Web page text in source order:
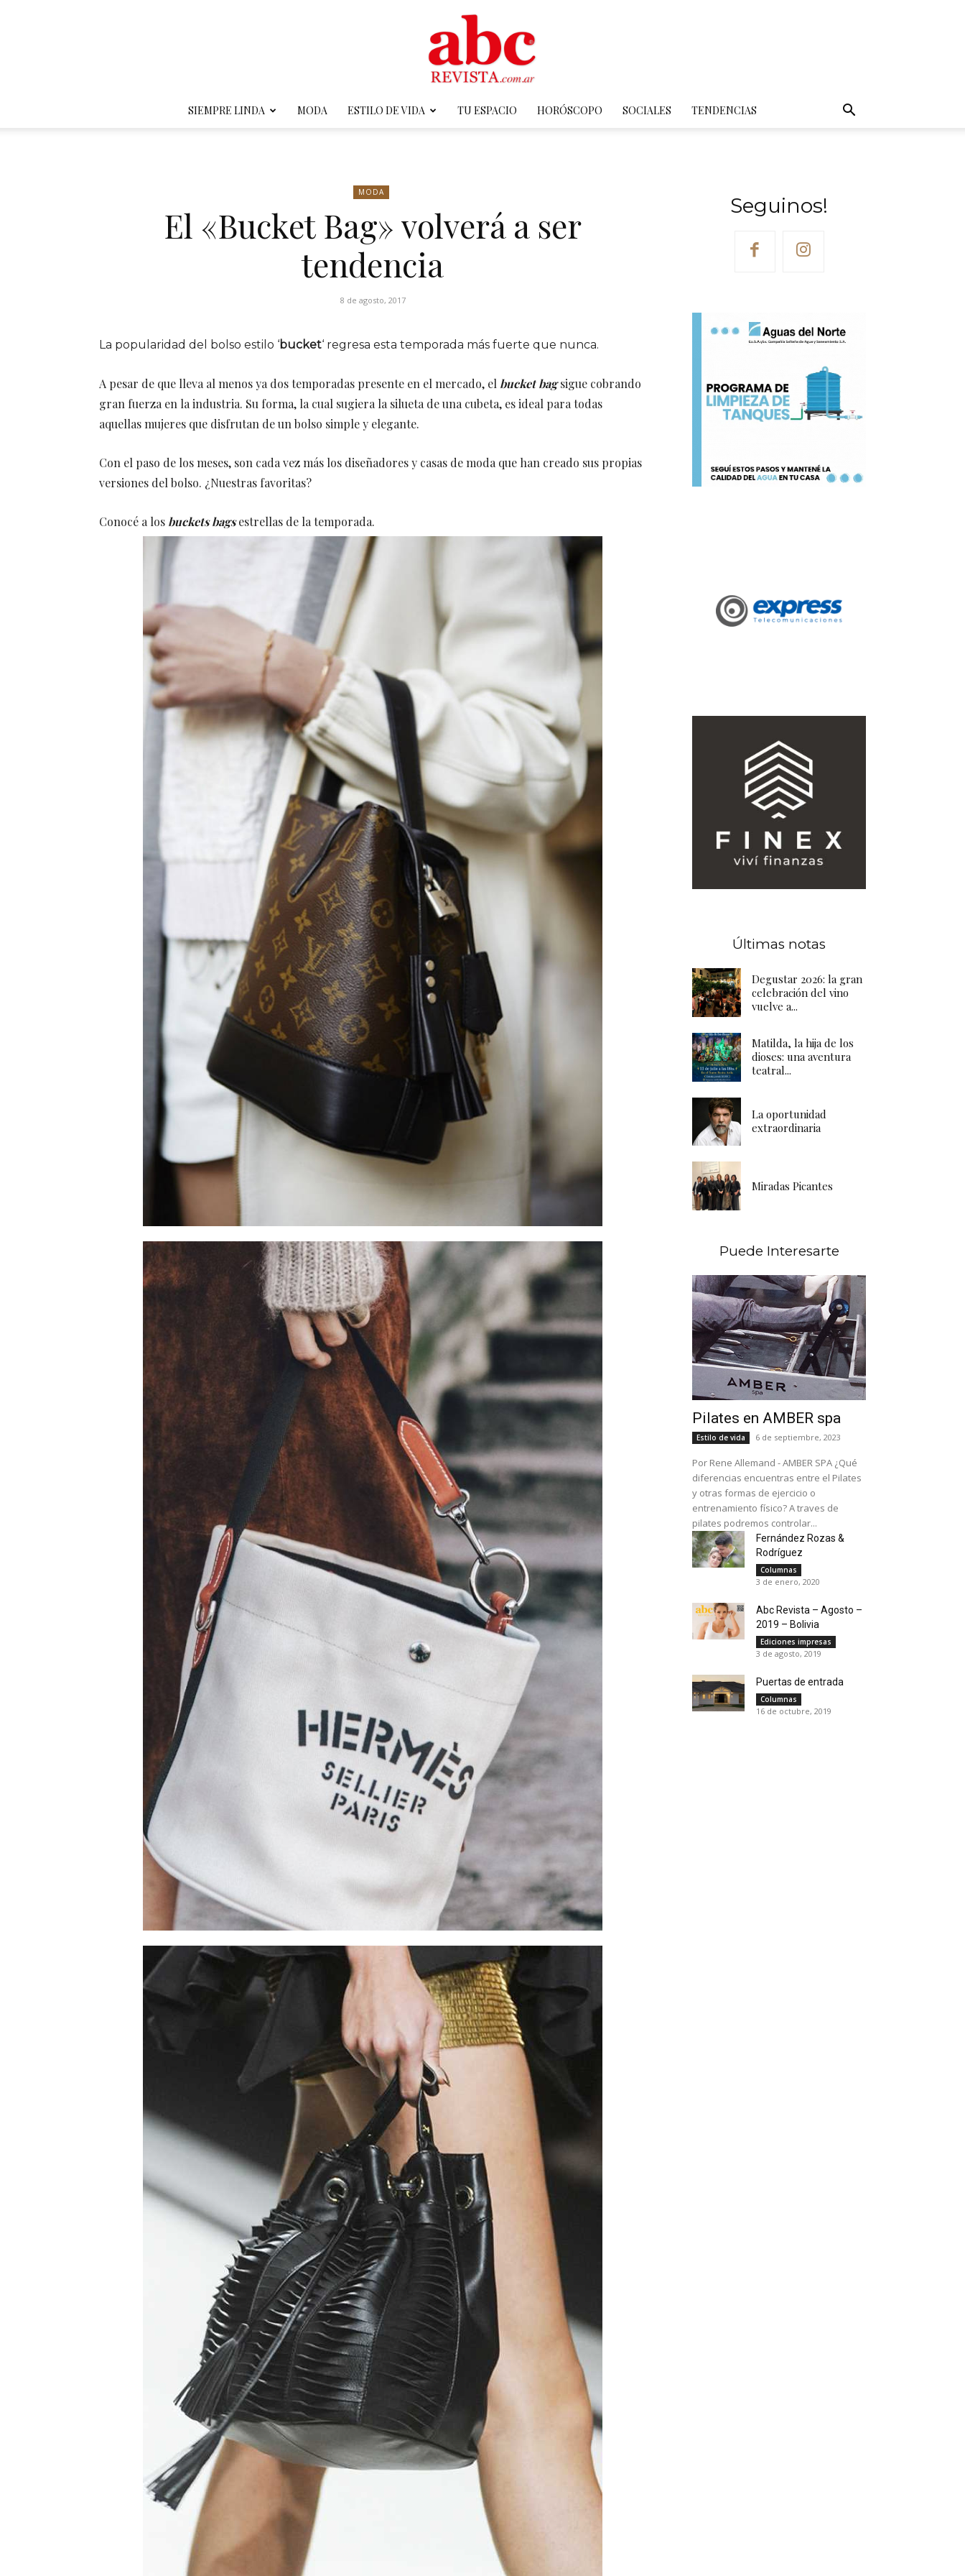
Revista
SIEMPRE LINDA MODA ESTILO DE VIDA TU ESPACIO HORÓSCOPO SOCIALES TENDENCIAS
MODA
El «Bucket Bag» volverá a ser
tendencia
8 de agosto, 2017
La popularidad del bolso estilo ‘bucket‘ regresa esta temporada más fuerte que nunca.
A pesar de que lleva al menos ya dos temporadas presente en el mercado, el bucket bag sigue cobrando
gran fuerza en la industria. Su forma, la cual sugiera la silueta de una cubeta, es ideal para todas
aquellas mujeres que disfrutan de un bolso simple y elegante.
Con el paso de los meses, son cada vez más los diseñadores y casas de moda que han creado sus propias
versiones del bolso. ¿Nuestras favoritas?
Conocé a los buckets bags estrellas de la temporada.
Seguinos!
Últimas notas
Degustar 2026: la gran
celebración del vino
vuelve a...
Matilda, la hija de los
dioses: una aventura
teatral...
La oportunidad
extraordinaria
Miradas Picantes
Puede Interesarte
Pilates en AMBER spa
Estilo de vida 6 de septiembre, 2023
Por Rene Allemand - AMBER SPA ¿Qué
diferencias encuentras entre el Pilates
y otras formas de ejercicio o
entrenamiento físico? A traves de
pilates podremos controlar...
Fernández Rozas &
Rodríguez
Columnas
3 de enero, 2020
Abc Revista – Agosto –
2019 – Bolivia
Ediciones impresas
3 de agosto, 2019
Puertas de entrada
Columnas
16 de octubre, 2019